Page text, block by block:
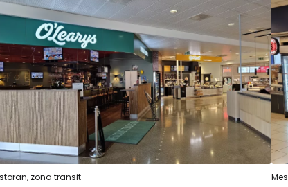
zona transit